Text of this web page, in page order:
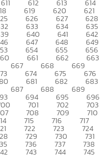
611 612 613 614
619 620 621
626 627 628
633 634 635
640 641 642
647 648 649
654 655 656
661 662 663
667 668 669
674 675 676
681 682 683
687 688 689
694 695 696
701 702 703
708 709 710
715 716 717
722 723 724
729 730 731
736 737 738
743 744 745